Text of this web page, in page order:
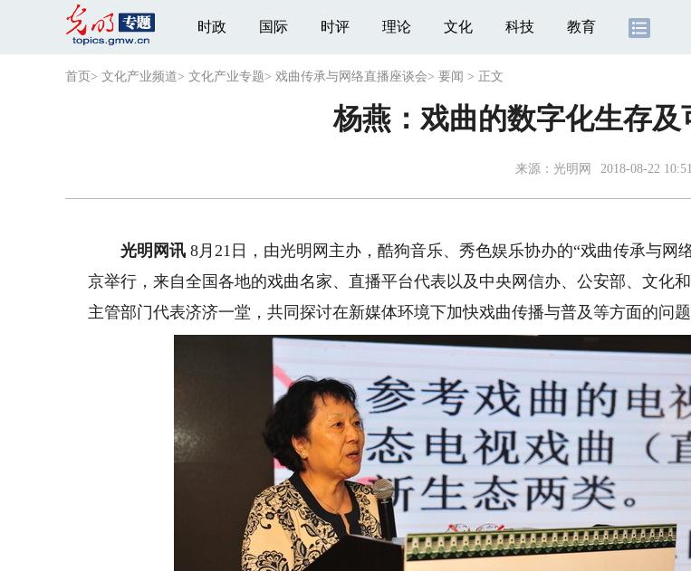
时政 国际 时评 理论 文化 科技 教育
首页 > 文化产业频道> 文化产业专题> 戏曲传承与网络直播座谈会> 要闻 > 正文
杨燕：戏曲的数字化生存
来源： 光明网 2018-08-22 10:51
光明网讯 8月21日，由光明网主办，酷狗音乐、秀色娱乐协办的“戏曲传承与网
京举行，来自全国各地的戏曲名家、直播平台代表以及中央网信办、公安部、文化
主管部门代表济济一堂，共同探讨在新媒体环境下加快戏曲传播与普及等方面的问题